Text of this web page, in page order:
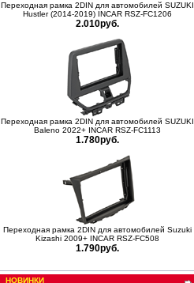
Переходная рамка 2DIN для автомобилей SUZUKI
Hustler (2014-2019) INCAR RSZ-FC1206
2.010руб.
Переходная рамка 2DIN для автомобилей SUZUKI
Baleno 2022+ INCAR RSZ-FC1113
1.780руб.
Переходная рамка 2DIN для автомобилей Suzuki
Kizashi 2009+ INCAR RSZ-FC508
1.790руб.
НОВИНКИ